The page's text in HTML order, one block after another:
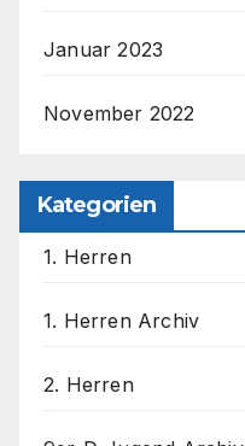
Januar 2023
November 2022
Kategorien
1. Herren
1. Herren Archiv
2. Herren